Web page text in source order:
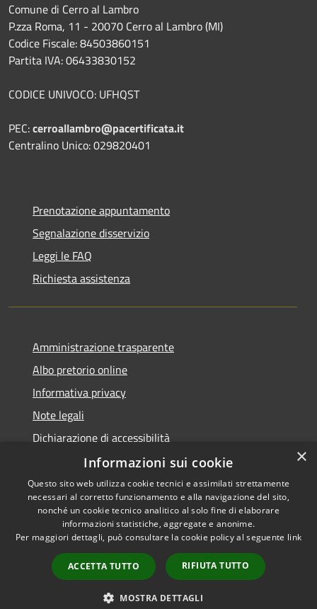
Comune di Cerro al Lambro
P.zza Roma, 11 - 20070 Cerro al Lambro (MI)
Codice Fiscale: 84503860151
Partita IVA: 06433830152
CODICE UNIVOCO: UFHQST
PEC:cerroallambro@pacertificata.it
Centralino Unico: 029820401
Prenotazione appuntamento
Segnalazione disservizio
Leggi le FAQ
Richiesta assistenza
Amministrazione trasparente
Albo pretorio online
Informativa privacy
Note legali
Dichiarazione di accessibilità
Accessibilità
Privacy
Mappa del sito
Copyright © 2026 • Comune di
Cerro al Lambro • Powered by
Municipium•Accesso
redazione
×
Informazioni sui cookie
Questo sito web utilizza cookie tecnici e assimilati strettamente
necessari al corretto funzionamento e alla navigazione del sito,
nonché un cookie tecnico analitico al solo fine di elaborare
informazioni statistiche, aggregate e anonime.
Per maggiori dettagli, può consultare la cookie policy al seguente link
ACCETTA TUTTO RIFIUTA TUTTO
MOSTRA DETTAGLI